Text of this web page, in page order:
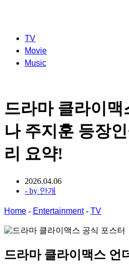
TV
Movie
Music
드라마 클라이맥
나 주지훈 등장
리 요약!
2026.04.06
- by 안개
Home - Entertainment- TV
드라마 클라이맥스 언